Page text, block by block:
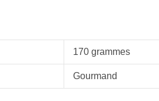
170 grammes
Gourmand